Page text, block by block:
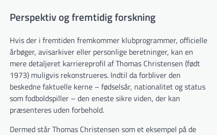
Perspektiv og fremtidig forskning
Hvis der i fremtiden fremkommer klubprogrammer, officielle
årbøger, avisarkiver eller personlige beretninger, kan en
mere detaljeret karriereprofil af Thomas Christensen (født
1973) muligvis rekonstrueres. Indtil da forbliver den
beskedne faktuelle kerne – fødselsår, nationalitet og status
som fodboldspiller – den eneste sikre viden, der kan
præsenteres uden forbehold.
Dermed står Thomas Christensen som et eksempel på de